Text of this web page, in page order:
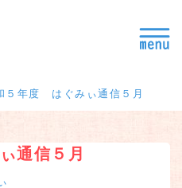
５年度 はぐみぃ通信５月
通信５月